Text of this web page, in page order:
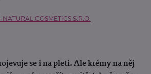
COSMETICS S.R.O.
se i na pleti. Ale krémy na něj